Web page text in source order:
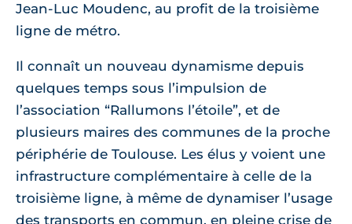
Jean-Luc Moudenc, au profit de la troisième
ligne de métro.
Il connaît un nouveau dynamisme depuis
quelques temps sous l’impulsion de
l’association “Rallumons l’étoile”, et de
plusieurs maires des communes de la proche
périphérie de Toulouse. Les élus y voient une
infrastructure complémentaire à celle de la
troisième ligne, à même de dynamiser l’usage
des transports en commun, en pleine crise de